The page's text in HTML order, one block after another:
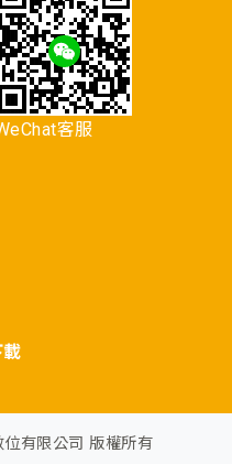
客服
有限公司 版權所有